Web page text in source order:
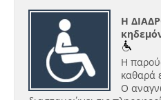
Η
Η
καθαρά
Ο